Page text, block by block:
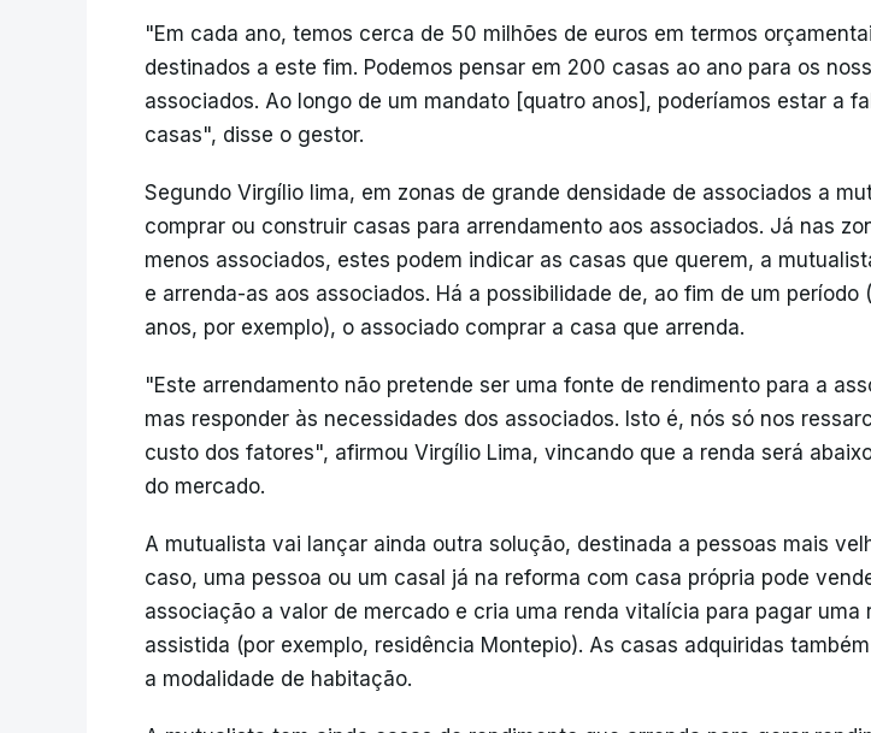
"Em cada ano, temos cerca de 50 milhões de euros em termos
destinados a este fim. Podemos pensar em 200 casas ao ano para os
associados. Ao longo de um mandato [quatro anos], poderíamos estar a
casas", disse o gestor.
Segundo Virgílio lima, em zonas de grande densidade de associados a
comprar ou construir casas para arrendamento aos associados. Já nas
menos associados, estes podem indicar as casas que querem, a
e arrenda-as aos associados. Há a possibilidade de, ao fim de um período
anos, por exemplo), o associado comprar a casa que arrenda.
"Este arrendamento não pretende ser uma fonte de rendimento para a
mas responder às necessidades dos associados. Isto é, nós só nos
custo dos fatores", afirmou Virgílio Lima, vincando que a renda será
do mercado.
A mutualista vai lançar ainda outra solução, destinada a pessoas mais
caso, uma pessoa ou um casal já na reforma com casa própria pode
associação a valor de mercado e cria uma renda vitalícia para pagar uma
assistida (por exemplo, residência Montepio). As casas adquiridas
a modalidade de habitação.